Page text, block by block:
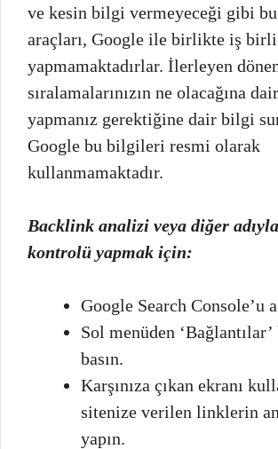
ve kesin bilgi vermeyeceği gibi
araçları, Google ile birlikte iş
yapmamaktadırlar. İlerleyen
sıralamalarınızın ne olacağına
yapmanız gerektiğine dair bilgi
Google bu bilgileri resmi olarak
kullanmamaktadır.
Backlink analizi veya diğer
kontrolü yapmak için:
Google Search Console’u
Sol menüden
basın.
Karşınıza çıkan ekranı
sitenize verilen linklerin
yapın.